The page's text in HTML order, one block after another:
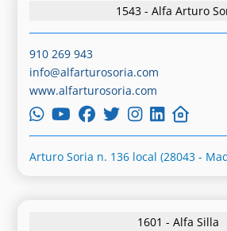
1543 - Alfa Arturo
910 269 943
info@alfarturosoria.com
www.alfarturosoria.com
Arturo Soria n. 136 local (28043 -
1601 - Alfa Silla